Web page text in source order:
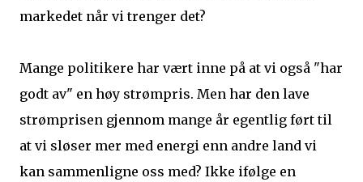
markedet når vi trenger det?
Mange politikere har vært inne på at vi også "har
godt av" en høy strømpris. Men har den lave
strømprisen gjennom mange år egentlig ført til
at vi sløser mer med energi enn andre land vi
kan sammenligne oss med? Ikke ifølge en